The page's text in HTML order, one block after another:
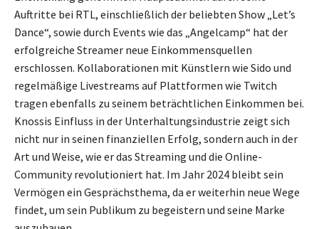
Auftritte bei RTL, einschließlich der beliebten Show „Let’s
Dance“, sowie durch Events wie das „Angelcamp“ hat der
erfolgreiche Streamer neue Einkommensquellen
erschlossen. Kollaborationen mit Künstlern wie Sido und
regelmäßige Livestreams auf Plattformen wie Twitch
tragen ebenfalls zu seinem beträchtlichen Einkommen bei.
Knossis Einfluss in der Unterhaltungsindustrie zeigt sich
nicht nur in seinen finanziellen Erfolg, sondern auch in der
Art und Weise, wie er das Streaming und die Online-
Community revolutioniert hat. Im Jahr 2024 bleibt sein
Vermögen ein Gesprächsthema, da er weiterhin neue Wege
findet, um sein Publikum zu begeistern und seine Marke